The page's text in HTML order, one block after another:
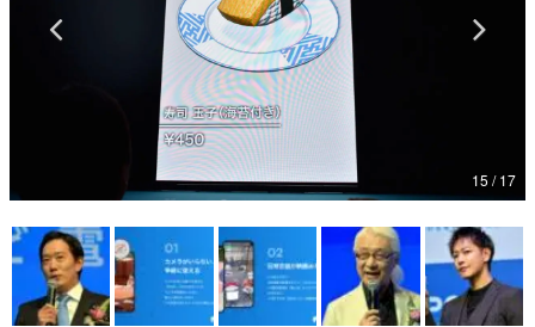
アプリレビュー
電ファミニコゲーマーとは？
運営：株式会社マレ
15 / 17